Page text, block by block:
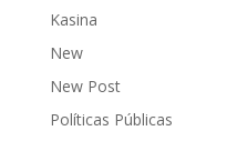
Kasina
New
New Post
Políticas Públicas